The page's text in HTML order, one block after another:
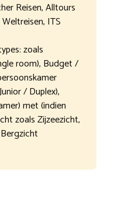
Reisen, Alltours
ITS
zoals
room), Budget /
/ Duplex),
met (indien
zoals Zijzeezicht,